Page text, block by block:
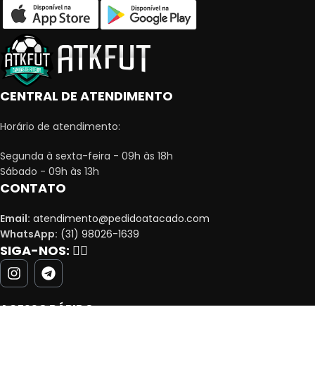
CENTRAL DE ATENDIMENTO
Horário de atendimento:
Segunda à sexta-feira - 09h às 18h
Sábado - 09h às 13h
CONTATO
Email: atendimento@pedidoatacado.com
WhatsApp: (31) 98026-1639
SIGA-NOS: 👇🏻
ACESSO RÁPIDO